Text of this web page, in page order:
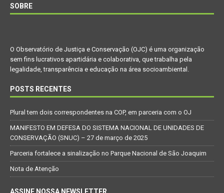
SOBRE
O Observatório de Justiça e Conservação (OJC) é uma organização
sem fins lucrativos apartidária e colaborativa, que trabalha pela
legalidade, transparência e educação na área socioambiental.
POSTS RECENTES
Plural tem dois correspondentes na COP, em parceria com o OJ
MANIFESTO EM DEFESA DO SISTEMA NACIONAL DE UNIDADES DE
CONSERVAÇÃO (SNUC) – 27 de março de 2025
Parceria fortalece a sinalização no Parque Nacional de São Joaquim
Nota de Atenção